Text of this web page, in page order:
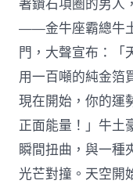
著鑽石項圈的男人
——金牛座霸總牛
門，大聲宣布：「
用一百噸的純金箔
現在開始，你的運
正面能量！」牛土
瞬間扭曲，與一種
光芒對撞。天空開